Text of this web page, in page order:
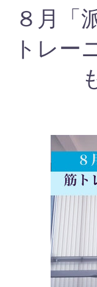
８月「
トレー